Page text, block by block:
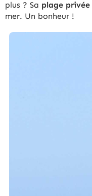
plus ? Sa plage privée
mer. Un bonheur !